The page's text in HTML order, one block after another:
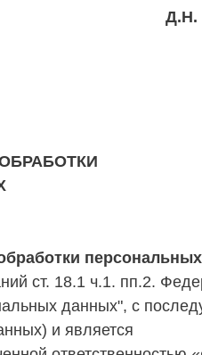
Д.Н.
персональных
ст. 18.1 ч.1. пп.2.
данных", с
и является